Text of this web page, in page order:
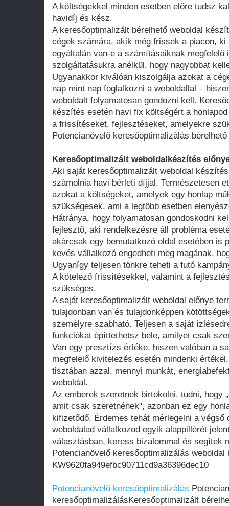
A költségekkel minden esetben előre tudsz
havidíj és kész.
A keresőoptimalizált bérelhető weboldal
cégek számára, akik még frissek a piacon, ki
egyáltalán van-e a számításaiknak megfelelő
szolgáltatásukra anélkül, hogy nagyobbat
Ugyanakkor kiválóan kiszolgálja azokat a
nap mint nap foglalkozni a weboldallal –
weboldalt folyamatosan gondozni kell.
készítés esetén havi fix költségért a
a frissítéseket, fejlesztéseket, amelyekre
Potencianövelő keresőoptimalizálás
Keresőoptimalizált weboldalkészítés
Aki saját keresőoptimalizált weboldal
számolnia havi bérleti díjjal. Természetesen
azokat a költségeket, amelyek egy honlap
szükségesek, ami a legtöbb esetben
Hátránya, hogy folyamatosan gondoskodni
fejlesztő, aki rendelkezésre áll probléma
akárcsak egy bemutatkozó oldal esetében is
kevés vállalkozó engedheti meg magának,
Ugyanígy teljesen tönkre teheti a futó
A kötelező frissítésekkel, valamint a
szükséges.
A saját keresőoptimalizált weboldal előnye
tulajdonban van és tulajdonképpen
személyre szabható. Teljesen a saját
funkciókat építtethetsz bele, amilyet csak
Van egy presztízs értéke, hiszen valóban a
megfelelő kivitelezés esetén mindenki
tisztában azzal, mennyi munkát,
weboldal.
Az emberek szeretnek birtokolni, tudni, hogy
amit csak szeretnének", azonban ez egy
kifizetődő. Érdemes tehát mérlegelni a végső
weboldalad vállalkozod egyik alappillérét
választásban, keress bizalommal és segítek
Potencianövelő keresőoptimalizálás weboldal
KW9620fa949efbc90711cd9a36396dec10
Potencianövelő keresőoptimalizálás
keresőoptimalizálásKeresőoptimalizált